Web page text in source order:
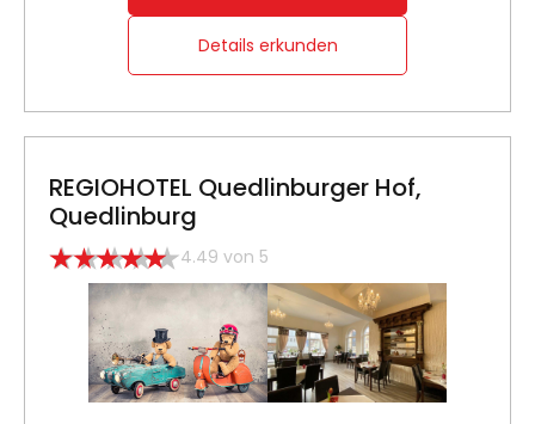
Details erkunden
REGIOHOTEL Quedlinburger Hof,
Quedlinburg
4.49 von 5